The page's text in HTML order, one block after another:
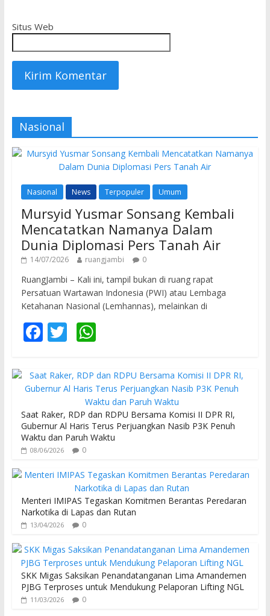
Situs Web
Nasional
Nasional News Terpopuler Umum
Mursyid Yusmar Sonsang Kembali
Mencatatkan Namanya Dalam
Dunia Diplomasi Pers Tanah Air
14/07/2026 ruangjambi 0
RuangJambi – Kali ini, tampil bukan di ruang rapat
Persatuan Wartawan Indonesia (PWI) atau Lembaga
Ketahanan Nasional (Lemhannas), melainkan di
F
e
b
o
o
k
T
itt
er
W
at
s
A
p
p
Saat Raker, RDP dan RDPU Bersama Komisi II DPR RI,
Gubernur Al Haris Terus Perjuangkan Nasib P3K Penuh
Waktu dan Paruh Waktu
08/06/2026 0
Menteri IMIPAS Tegaskan Komitmen Berantas Peredaran
Narkotika di Lapas dan Rutan
13/04/2026 0
SKK Migas Saksikan Penandatanganan Lima Amandemen
PJBG Terproses untuk Mendukung Pelaporan Lifting NGL
11/03/2026 0